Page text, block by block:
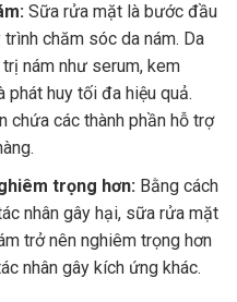
Sữa rửa mặt là bước đầu
chăm sóc da nám. Da
nám như serum, kem
phát huy tối đa hiệu quả.
các thành phần hỗ trợ
trọng hơn: Bằng cách
nhân gây hại, sữa rửa mặt
trở nên nghiêm trọng hơn
nhân gây kích ứng khác.